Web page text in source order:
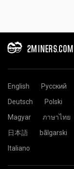
2MINERS.COM
English Русский
Deutsch
Polski
Magyar
ภาษาไทย
日本語
bãlgarski
Italiano